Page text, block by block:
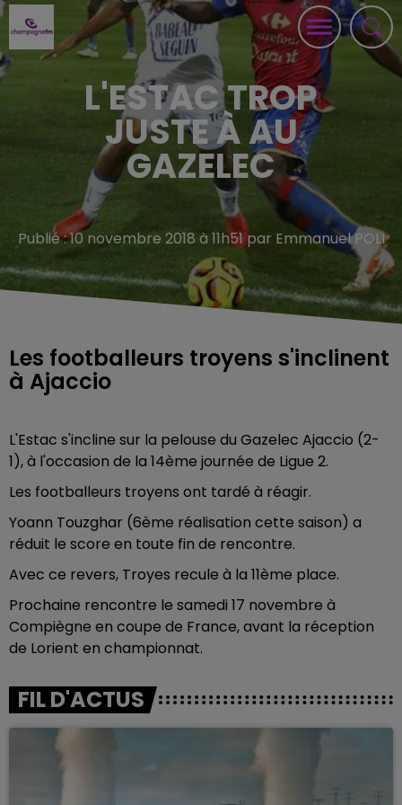
L'ESTAC TROP
JUSTE À AU
GAZELEC
Publié : 10 novembre 2018 à 11h51 par Emmanuel POLI
Les footballeurs troyens s'inclinent
à Ajaccio
L'Estac s'incline sur la pelouse du Gazelec Ajaccio (2-
1), à l'occasion de la 14ème journée de Ligue 2.
Les footballeurs troyens ont tardé à réagir.
Yoann Touzghar (6ème réalisation cette saison) a
réduit le score en toute fin de rencontre.
Avec ce revers, Troyes recule à la 11ème place.
Prochaine rencontre le samedi 17 novembre à
Compiègne en coupe de France, avant la réception
de Lorient en championnat.
FIL D'ACTUS